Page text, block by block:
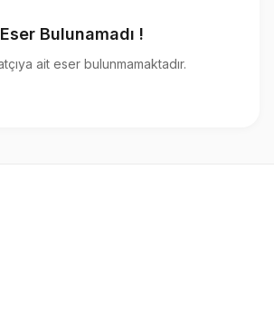
Eser Bulunamadı !
ait eser bulunmamaktadır.